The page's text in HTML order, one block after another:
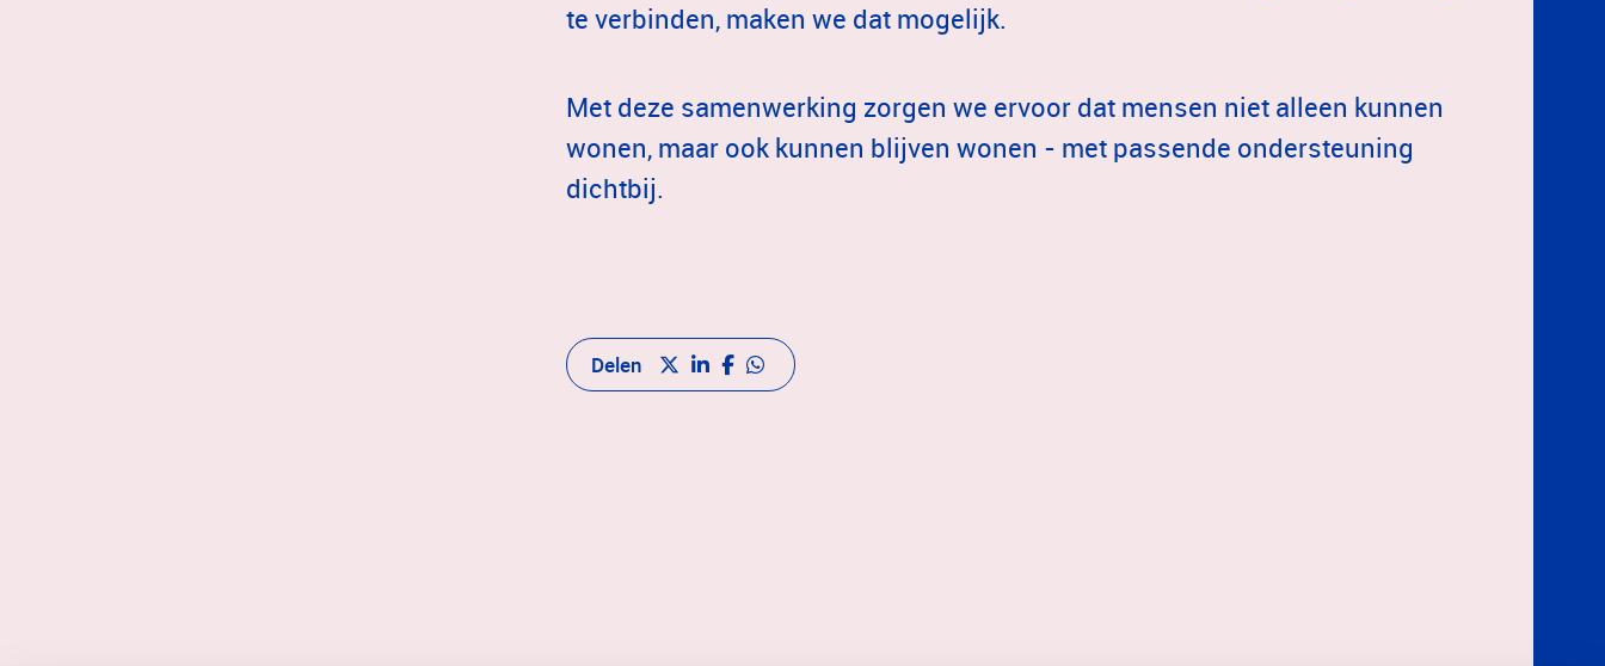
te verbinden, maken we dat mogelijk.
Met deze samenwerking zorgen we ervoor dat mensen niet alleen kunnen
wonen, maar ook kunnen blijven wonen - met passende ondersteuning
dichtbij.
Delen